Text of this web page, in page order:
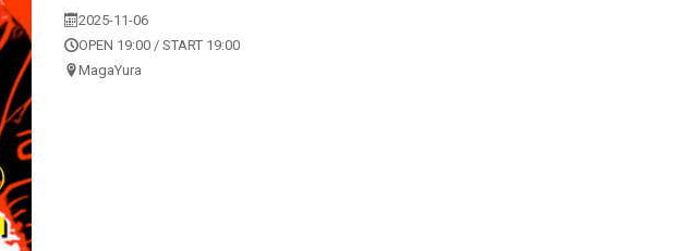
2025-11-06
OPEN 19:00 / START 19:00
MagaYura